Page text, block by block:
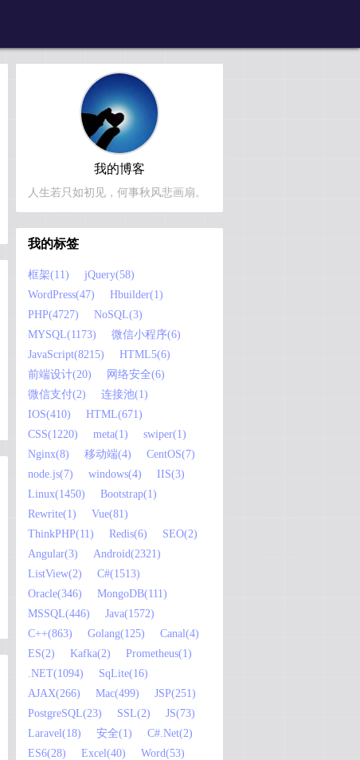
我的博客
人生若只如初见，何事秋风悲画扇。
我的标签
框架(11)
jQuery(58)
WordPress(47)
Hbuilder(1)
PHP(4727)
NoSQL(3)
MYSQL(1173)
微信小程序(6)
JavaScript(8215)
HTML5(6)
前端设计(20)
网络安全(6)
微信支付(2)
连接池(1)
IOS(410)
HTML(671)
CSS(1220)
meta(1)
swiper(1)
Nginx(8)
移动端(4)
CentOS(7)
node.js(7)
windows(4)
IIS(3)
Linux(1450)
Bootstrap(1)
Rewrite(1)
Vue(81)
ThinkPHP(11)
Redis(6)
SEO(2)
Angular(3)
Android(2321)
ListView(2)
C#(1513)
Oracle(346)
MongoDB(111)
MSSQL(446)
Java(1572)
C++(863)
Golang(125)
Canal(4)
ES(2)
Kafka(2)
Prometheus(1)
.NET(1094)
SqLite(16)
AJAX(266)
Mac(499)
JSP(251)
PostgreSQL(23)
SSL(2)
JS(73)
Laravel(18)
安全(1)
C#.Net(2)
ES6(28)
Excel(40)
Word(53)